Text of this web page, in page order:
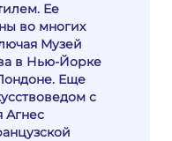
Ее
во многих
Музей
в Нью-Йорке
Еще
с
Агнес